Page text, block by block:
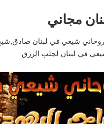
مجاني
شيعي في لبنان
في لبنان لجلب الرزق